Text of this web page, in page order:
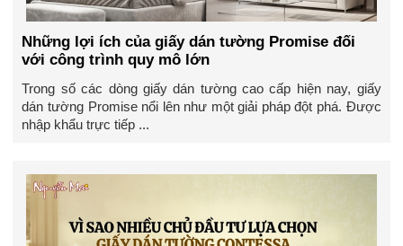
Những lợi ích của giấy dán tường Promise đối
với công trình quy mô lớn
Trong số các dòng giấy dán tường cao cấp hiện nay, giấy
dán tường Promise nổi lên như một giải pháp đột phá. Được
nhập khẩu trực tiếp ...